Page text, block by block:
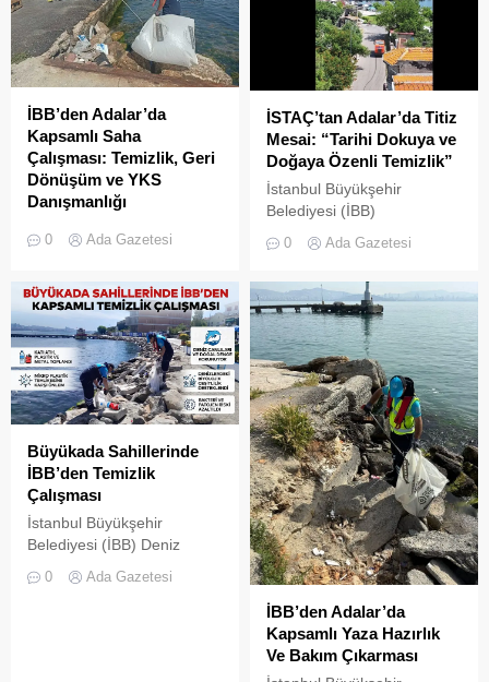
İBB’den Adalar’da
Kapsamlı Saha
Çalışması: Temizlik, Geri
Dönüşüm ve YKS
Danışmanlığı
İstanbul Büyükşehir
Belediyesi (İBB), yaz
yoğunluğunun arttığı Adalar
genelinde çevre koruma ve
sosyal hizmet çalışmalarını
aralıksız sürdürüyor.
0 Ada Gazetesi
İSTAÇ’tan Adalar’da Titiz
Mesai: “Tarihi Dokuya ve
Doğaya Özenli Temizlik”
İstanbul Büyükşehir
Belediyesi (İBB)
İstanbul’un tarihi ve turistik
olan Adalar’da yürüttüğü
kent temizliği çalışmalarına
dair yeni bir video paylaştı.
0 Ada Gazetesi
Büyükada Sahillerinde
İBB’den Temizlik
Çalışması
İstanbul Büyükşehir
Belediyesi (İBB) Deniz
Hizmetleri Müdürlüğü’ne
bağlı Kıyı Temizlik ekipleri,
0 Ada Gazetesi
İBB’den Adalar’da
Kapsamlı Yaza Hazırlık
Ve Bakım Çıkarması